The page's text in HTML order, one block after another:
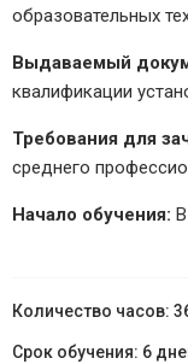
образовательных
Выдаваемый
квалификации
Требования для
среднего
Начало обучения:
6